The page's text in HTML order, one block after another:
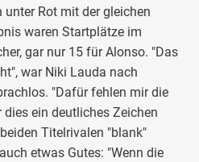
Rot mit der gleichen
waren Startplätze im
gar nur 15 für Alonso. "Das
war Niki Lauda nach
"Dafür fehlen mir die
dies ein deutliches Zeichen
Titelrivalen "blank"
etwas Gutes: "Wenn die